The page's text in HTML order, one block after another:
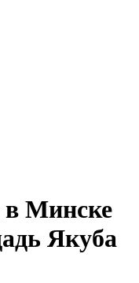
Минске
Якуба